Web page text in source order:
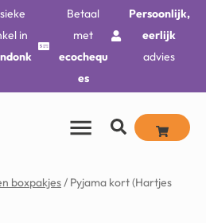
in
Betaal
met
ecochequ
es
Persoonlijk,
eerlijk
advies
boxpakjes/ Pyjama kort (Hartjes